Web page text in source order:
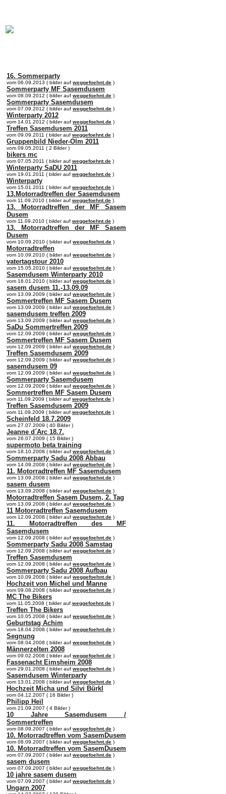
16. Sommerparty
vom 06.09.2013 ( bilder auf weggefoehnt.de )
Sommerparty MF Sasemdusem
vom 08.09.2012 ( bilder auf weggefoehnt.de )
Sommerparty Sasemdusem
vom 07.09.2012 ( bilder auf weggefoehnt.de )
Winterparty 2012
vom 14.01.2012 ( bilder auf weggefoehnt.de )
Treffen Sasemdusem 2011
vom 09.09.2011 ( bilder auf weggefoehnt.de )
Gruppenbild Nieder-Olm 2011
vom 09.05.2011 ( 2 Bilder )
bikers mc
vom 07.05.2011 ( bilder auf weggefoehnt.de )
Winterparty SaDU 2011
vom 19.01.2011 ( bilder auf weggefoehnt.de )
Winterparty
vom 15.01.2011 ( bilder auf weggefoehnt.de )
13.Motorradtreffen der Sasemdusem
vom 11.09.2010 ( bilder auf weggefoehnt.de )
13. Motorradtreffen der MF Sasem
Dusem
vom 11.09.2010 ( bilder auf weggefoehnt.de )
13. Motorradtreffen der MF Sasem
Dusem
vom 10.09.2010 ( bilder auf weggefoehnt.de )
Motorradtreffen
vom 10.09.2010 ( bilder auf weggefoehnt.de )
vatertagstour 2010
vom 15.05.2010 ( bilder auf weggefoehnt.de )
Sasemdusem Winterparty 2010
vom 16.01.2010 ( bilder auf weggefoehnt.de )
sasem dusem 11.-13.09.09
vom 13.09.2009 ( bilder auf weggefoehnt.de )
Sommertreffen MF Sasem Dusem
vom 13.09.2009 ( bilder auf weggefoehnt.de )
sasemdusem treffen 2009
vom 13.09.2009 ( bilder auf weggefoehnt.de )
SaDu Sommertreffen 2009
vom 12.09.2009 ( bilder auf weggefoehnt.de )
Sommertreffen MF Sasem Dusem
vom 12.09.2009 ( bilder auf weggefoehnt.de )
Treffen Sasemdusem 2009
vom 12.09.2009 ( bilder auf weggefoehnt.de )
sasemdusem 09
vom 12.09.2009 ( bilder auf weggefoehnt.de )
Sommerparty Sasemdusem
vom 12.09.2009 ( bilder auf weggefoehnt.de )
Sommertreffen MF Sasem Dusem
vom 11.09.2009 ( bilder auf weggefoehnt.de )
Treffen Sasemdusem 2009
vom 11.09.2009 ( bilder auf weggefoehnt.de )
Scheinfeld 18.7.2009
vom 27.07.2009 ( 40 Bilder )
Jeanne d´Arc 18.7.
vom 26.07.2009 ( 15 Bilder )
supermoto beta training
vom 18.10.2008 ( bilder auf weggefoehnt.de )
Sommerparty Sadu 2008 Abbau
vom 14.09.2008 ( bilder auf weggefoehnt.de )
11. Motorradtreffen MF Sasemdusem
vom 13.09.2008 ( bilder auf weggefoehnt.de )
sasem dusem
vom 13.09.2008 ( bilder auf weggefoehnt.de )
Motorradtreffen Sasem Dusem, 2. Tag
vom 13.09.2008 ( bilder auf weggefoehnt.de )
11 Motorradtreffen Sasemdusem
vom 12.09.2008 ( bilder auf weggefoehnt.de )
11. Motorradtreffen des MF
Sasemdusem
vom 12.09.2008 ( bilder auf weggefoehnt.de )
Sommerparty Sadu 2008 Samstag
vom 12.09.2008 ( bilder auf weggefoehnt.de )
Treffen Sasemdusem
vom 12.09.2008 ( bilder auf weggefoehnt.de )
Sommerparty Sadu 2008 Aufbau
vom 10.09.2008 ( bilder auf weggefoehnt.de )
Hochzeit von Michel und Manne
vom 09.08.2008 ( bilder auf weggefoehnt.de )
MC The Bikers
vom 11.05.2008 ( bilder auf weggefoehnt.de )
Treffen The Bikers
vom 10.05.2008 ( bilder auf weggefoehnt.de )
Geburtstag Achim
vom 18.04.2008 ( bilder auf weggefoehnt.de )
Segnung
vom 08.04.2008 ( bilder auf weggefoehnt.de )
Männerzelten 2008
vom 09.02.2008 ( bilder auf weggefoehnt.de )
Fassenacht Eimsheim 2008
vom 29.01.2008 ( bilder auf weggefoehnt.de )
Sasemdusem Winterparty
vom 13.01.2008 ( bilder auf weggefoehnt.de )
Hochzeit Micha und Silvi Bürkl
vom 04.12.2007 ( 16 Bilder )
Philipp Heil
vom 21.09.2007 ( 4 Bilder )
10 Jahre Sasemdusem /
Sommertreffen
vom 08.09.2007 ( bilder auf weggefoehnt.de )
10. Motorradtreffen vom SasemDusem
vom 08.09.2007 ( bilder auf weggefoehnt.de )
10. Motorradtreffen vom SasemDusem
vom 07.09.2007 ( bilder auf weggefoehnt.de )
sasem dusem
vom 07.09.2007 ( bilder auf weggefoehnt.de )
10 jahre sasem dusem
vom 07.09.2007 ( bilder auf weggefoehnt.de )
Ungarn 2007